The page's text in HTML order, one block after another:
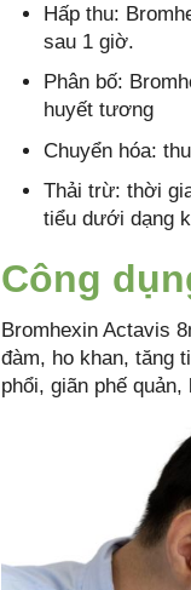
Hấp thu:
sau 1 giờ.
Phân bố:
huyết tương
Chuyển hóa:
Thải trừ: thời
tiểu dưới dạng
Công
Bromhexin Actavis
đàm, ho khan, tăng
phổi, giãn phế quản,